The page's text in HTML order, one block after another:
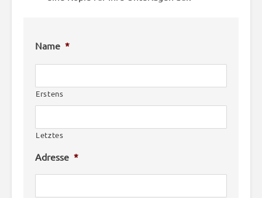
Name *
Erstens
Letztes
Adresse *